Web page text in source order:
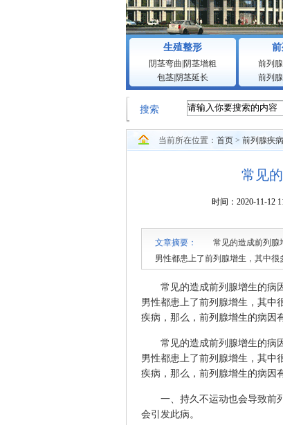
生殖整形
阴茎弯曲 阴茎增粗
包茎| 阴茎延长
前列
前列
搜索
当前所在位置： 首页 > 前列腺疾病
常见
时间：2020-11-
文章摘要：
常见的造成前列腺增
男性都患上了前列腺增生，其中
常见的造成前列腺增生的病因
男性都患上了前列腺增生，其中
疾病，那么，前列腺增生的病因
常见的造成前列腺增生的病因
男性都患上了前列腺增生，其中
疾病，那么，前列腺增生的病因
一、持久不运动也会导致前列
会引发此病。